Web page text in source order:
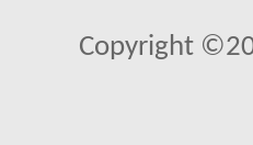
Copyright